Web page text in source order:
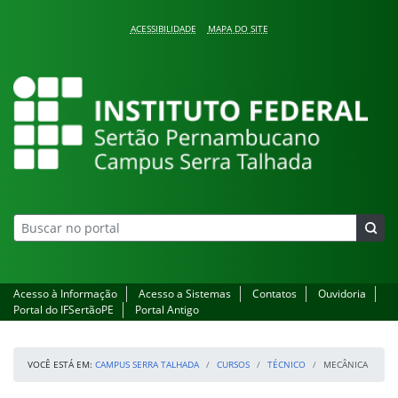
ACESSIBILIDADE MAPA DO SITE
Campus Serra Talhada
Acesso à Informação Acesso a Sistemas Contatos
Ouvidoria
Portal do IFSertãoPE
Portal Antigo
VOCÊ ESTÁ EM: CAMPUS SERRA TALHADA CURSOS TÉCNICO MECÂNICA